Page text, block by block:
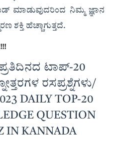
ಮಾಡುವುದರಿಂದ ನಿಮ್ಮ ಜ್ಞಾನ
ಹೆಚ್ಚಾಗುತ್ತದೆ.
ಟಾಪ್-20
ರಸಪ್ರಶ್ನೆಗಳು/
DAILY TOP-20
QUESTION
IN KANNADA